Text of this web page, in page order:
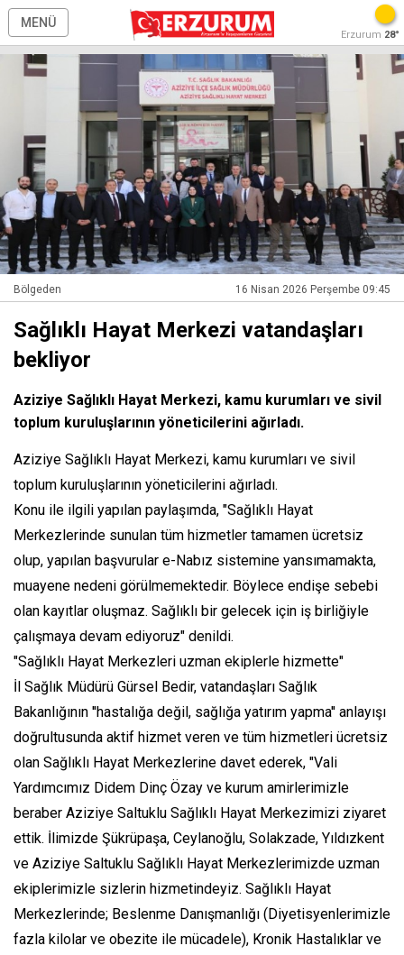
MENÜ
Erzurum 28°
Bölgeden 16 Nisan 2026 Perşembe 09:45
Sağlıklı Hayat Merkezi vatandaşları
bekliyor
Aziziye Sağlıklı Hayat Merkezi, kamu kurumları ve sivil
toplum kuruluşlarının yöneticilerini ağırladı.
Aziziye Sağlıklı Hayat Merkezi, kamu kurumları ve sivil
toplum kuruluşlarının yöneticilerini ağırladı.
Konu ile ilgili yapılan paylaşımda, "Sağlıklı Hayat
Merkezlerinde sunulan tüm hizmetler tamamen ücretsiz
olup, yapılan başvurular e-Nabız sistemine yansımamakta,
muayene nedeni görülmemektedir. Böylece endişe sebebi
olan kayıtlar oluşmaz. Sağlıklı bir gelecek için iş birliğiyle
çalışmaya devam ediyoruz" denildi.
"Sağlıklı Hayat Merkezleri uzman ekiplerle hizmette"
İl Sağlık Müdürü Gürsel Bedir, vatandaşları Sağlık
Bakanlığının ''hastalığa değil, sağlığa yatırım yapma'' anlayışı
doğrultusunda aktif hizmet veren ve tüm hizmetleri ücretsiz
olan Sağlıklı Hayat Merkezlerine davet ederek, "Vali
Yardımcımız Didem Dinç Özay ve kurum amirlerimizle
beraber Aziziye Saltuklu Sağlıklı Hayat Merkezimizi ziyaret
ettik. İlimizde Şükrüpaşa, Ceylanoğlu, Solakzade, Yıldızkent
ve Aziziye Saltuklu Sağlıklı Hayat Merkezlerimizde uzman
ekiplerimizle sizlerin hizmetindeyiz. Sağlıklı Hayat
Merkezlerinde; Beslenme Danışmanlığı (Diyetisyenlerimizle
fazla kilolar ve obezite ile mücadele), Kronik Hastalıklar ve